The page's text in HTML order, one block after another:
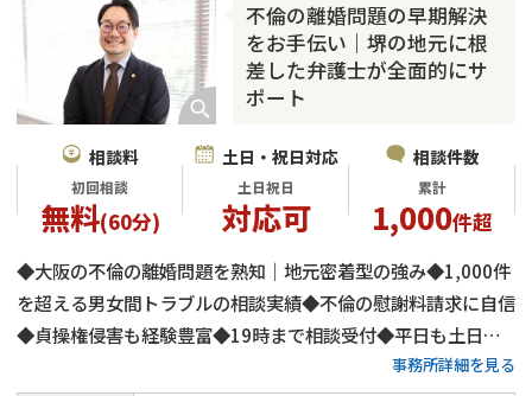
不倫の離婚問題の早期解決
をお手伝い｜堺の地元に根
差した弁護士が全面的にサ
ポート
相談料
初回相談
無料(60分)
土日・祝日対応
土日祝日
対応可
相談件数
累計
1,000件超
◆大阪の不倫の離婚問題を熟知｜地元密着型の強み◆1,000件
を超える男女間トラブルの相談実績◆不倫の慰謝料請求に自信
◆貞操権侵害も経験豊富◆19時まで相談受付◆平日も土日祝
日も相談可◆電話やWEBでのご相談にも対応可◆南海電鉄
事務所詳細を見る